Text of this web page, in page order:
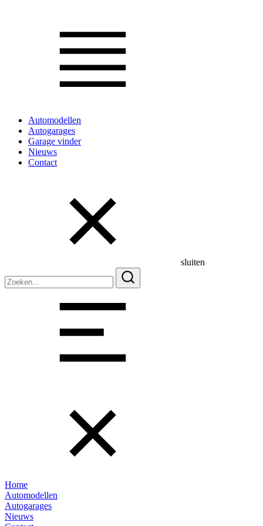
Automodellen
Autogarages
Garage vinder
Nieuws
Contact
sluiten
naar:
Home
Automodellen
Autogarages
Nieuws